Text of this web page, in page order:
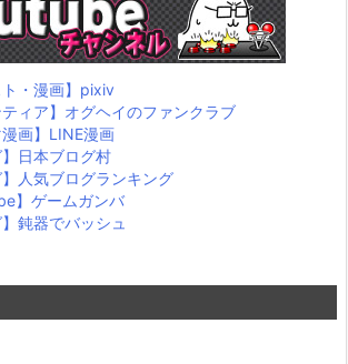
ト・漫画】pixiv
ティア】オグヘイのファンクラブ
漫画】LINE漫画
】日本ブログ村
】人気ブログランキング
】ゲームガンバ
】鈍器でバッシュ